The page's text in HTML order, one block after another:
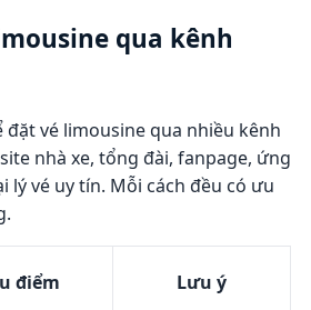
qua kênh
đặt vé limousine qua nhiều kênh
nhà xe, tổng đài, fanpage, ứng
lý vé uy tín. Mỗi cách đều có ưu
điểm Lưu ý